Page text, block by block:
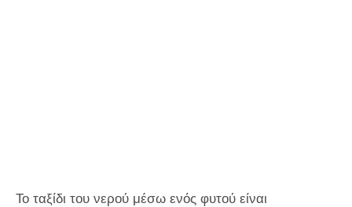
Το ταξίδι του νερού μέσω ενός φυτού είναι